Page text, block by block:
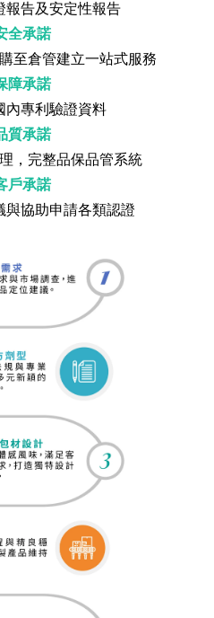
報告及安定性報告
全承諾
至倉管建立一站式服務
障承諾
內專利驗證資料
質承諾
，完整品保品管系統
戶承諾
與協助申請各類認證